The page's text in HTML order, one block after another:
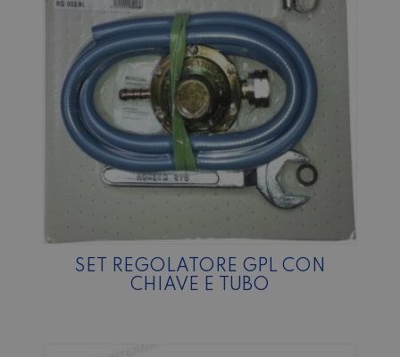
SET REGOLATORE GPL CON
CHIAVE E TUBO